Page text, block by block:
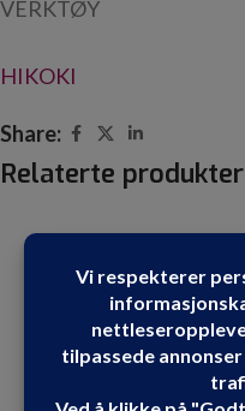
VERKTØY
HIKOKI
Share:
Relaterte produkter